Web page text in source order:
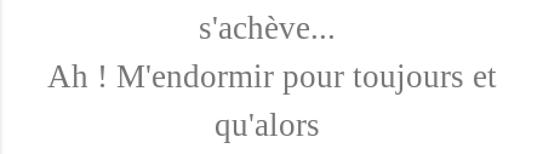
s'achève...
Ah ! M'endormir pour toujours et
qu'alors